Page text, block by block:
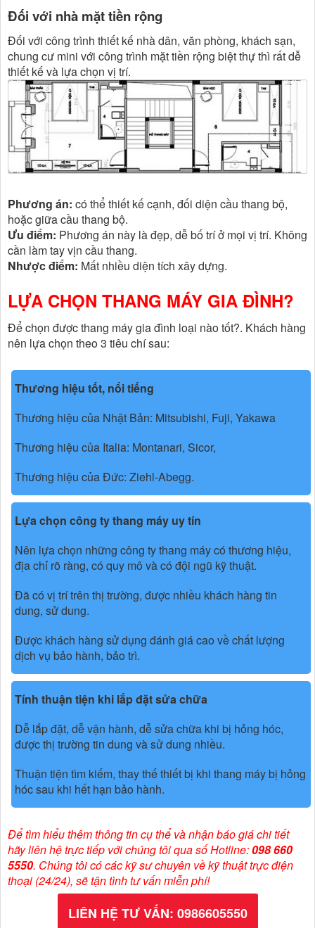
Đối với nhà mặt tiền rộng
Đối với công trình thiết kế nhà dân, văn phòng, khách sạn,
chung cư mini với công trình mặt tiền rộng biệt thự thì rất dễ
thiết kế và lựa chọn vị trí.
Phương án: có thể thiết kế cạnh, đối diện cầu thang bộ,
hoặc giữa cầu thang bộ.
Ưu điểm: Phương án này là đẹp, dễ bố trí ở mọi vị trí. Không
cần làm tay vịn cầu thang.
Nhược điểm: Mất nhiều diện tích xây dựng.
LỰA CHỌN THANG MÁY GIA ĐÌNH?
Để chọn được thang máy gia đình loại nào tốt?. Khách hàng
nên lựa chọn theo 3 tiêu chí sau:
Thương hiệu tốt, nổi tiếng
Thương hiệu của Nhật Bản: Mitsubishi, Fuji, Yakawa
Thương hiệu của Italia: Montanari, Sicor,
Thương hiệu của Đức: Ziehl-Abegg.
Lựa chọn công ty thang máy uy tín
Nên lựa chọn những công ty thang máy có thương hiệu,
địa chỉ rõ ràng, có quy mô và có đội ngũ kỹ thuật.
Đã có vị trí trên thị trường, được nhiều khách hàng tin
dung, sử dung.
Được khách hàng sử dụng đánh giá cao về chất lượng
dịch vụ bảo hành, bảo trì.
Tính thuận tiện khi lắp đặt sửa chữa
Dễ lắp đặt, dễ vận hành, dễ sửa chữa khi bị hỏng hóc,
được thị trường tin dung và sử dung nhiều.
Thuận tiện tìm kiếm, thay thế thiết bị khi thang máy bị hỏng
hóc sau khi hết hạn bảo hành.
Để tìm hiểu thêm thông tin cụ thể và nhận báo giá chi tiết
hãy liên hệ trực tiếp với chúng tôi qua số Hotline:098 660
5550. Chúng tôi có các kỹ sư chuyên về kỹ thuật trực điện
thoại (24/24), sẽ tận tình tư vấn miễn phí!
LIÊN HỆ TƯ VẤN: 0986605550